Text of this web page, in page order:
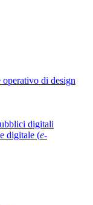
operativo di design
digitali
digitale (e-